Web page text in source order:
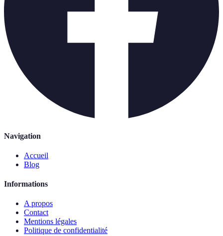
Navigation
Accueil
Blog
Informations
A propos
Contact
Mentions légales
Politique de confidentialité